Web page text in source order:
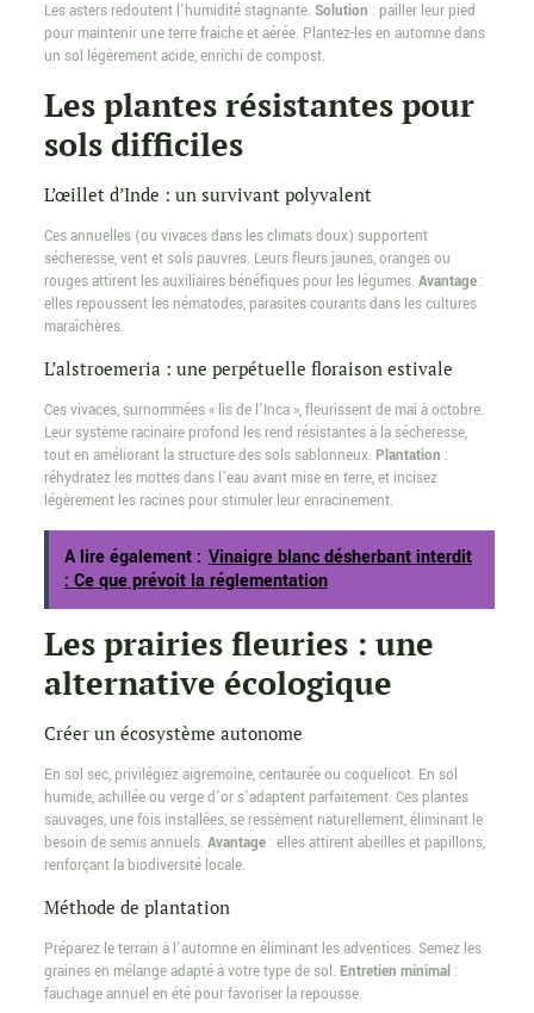
Les asters redoutent l’humidité stagnante. Solution : pailler leur pied
pour maintenir une terre fraîche et aérée. Plantez-les en automne dans
un sol légèrement acide, enrichi de compost.
Les plantes résistantes pour
sols difficiles
L’œillet d’Inde : un survivant polyvalent
Ces annuelles (ou vivaces dans les climats doux) supportent
sécheresse, vent et sols pauvres. Leurs fleurs jaunes, oranges ou
rouges attirent les auxiliaires bénéfiques pour les légumes. Avantage:
elles repoussent les nématodes, parasites courants dans les cultures
maraîchères.
L’alstroemeria : une perpétuelle floraison estivale
Ces vivaces, surnommées « lis de l’Inca », fleurissent de mai à octobre.
Leur système racinaire profond les rend résistantes à la sécheresse,
tout en améliorant la structure des sols sablonneux. Plantation :
réhydratez les mottes dans l’eau avant mise en terre, et incisez
légèrement les racines pour stimuler leur enracinement.
A lire également : Vinaigre blanc désherbant interdit
: Ce que prévoit la réglementation
Les prairies fleuries : une
alternative écologique
Créer un écosystème autonome
En sol sec, privilégiez aigremoine, centaurée ou coquelicot. En sol
humide, achillée ou verge d’or s’adaptent parfaitement. Ces plantes
sauvages, une fois installées, se ressèment naturellement, éliminant le
besoin de semis annuels. Avantage: elles attirent abeilles et papillons,
renforçant la biodiversité locale.
Méthode de plantation
Préparez le terrain à l’automne en éliminant les adventices. Semez les
graines en mélange adapté à votre type de sol. Entretien minimal:
fauchage annuel en été pour favoriser la repousse.